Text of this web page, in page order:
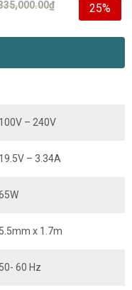
₫ 25%
100V – 240V
19.5V – 3.34A
5.5mm x 1.7m
50- 60 Hz